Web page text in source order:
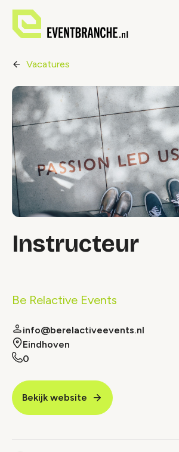
Vacatures
Instructeur
Be Relactive Events
info@berelactiveevents.nl
Eindhoven
0
Bekijk website